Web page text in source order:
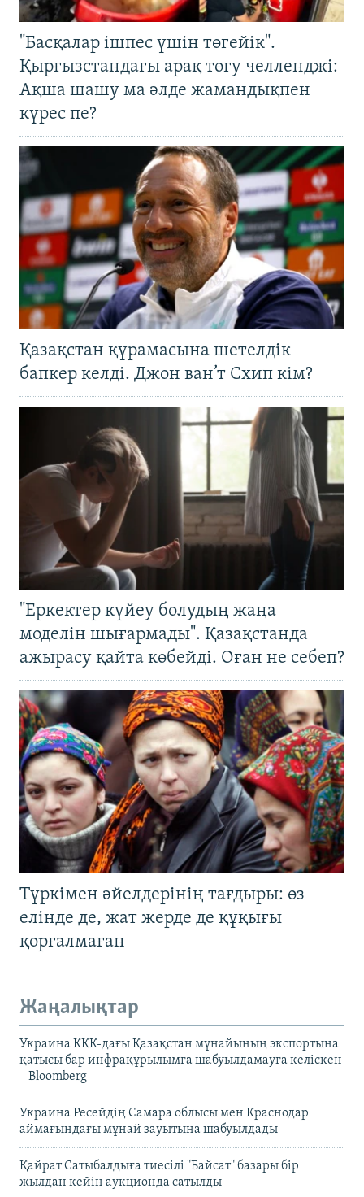
"Басқалар ішпес үшін төгейік".
Қырғызстандағы арақ төгу челленджі:
Ақша шашу ма әлде жамандықпен
күрес пе?
Қазақстан құрамасына шетелдік
бапкер келді. Джон ван’т Схип кім?
"Еркектер күйеу болудың жаңа
моделін шығармады". Қазақстанда
ажырасу қайта көбейді. Оған не себеп?
Түркімен әйелдерінің тағдыры: өз
елінде де, жат жерде де құқығы
қорғалмаған
Жаңалықтар
Украина КҚК-дағы Қазақстан мұнайының экспортына
қатысы бар инфрақұрылымға шабуылдамауға келіскен
– Bloomberg
Украина Ресейдің Самара облысы мен Краснодар
аймағындағы мұнай зауытына шабуылдады
Қайрат Сатыбалдыға тиесілі "Байсат" базары бір
жылдан кейін аукционда сатылды